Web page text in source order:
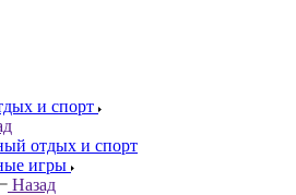
и спорт
отдых и спорт
игры
Назад